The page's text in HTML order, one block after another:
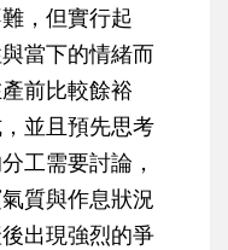
，但實行起
當下的情緒而
前比較餘裕
並且預先思考
工需要討論，
質與作息狀況
出現強烈的爭